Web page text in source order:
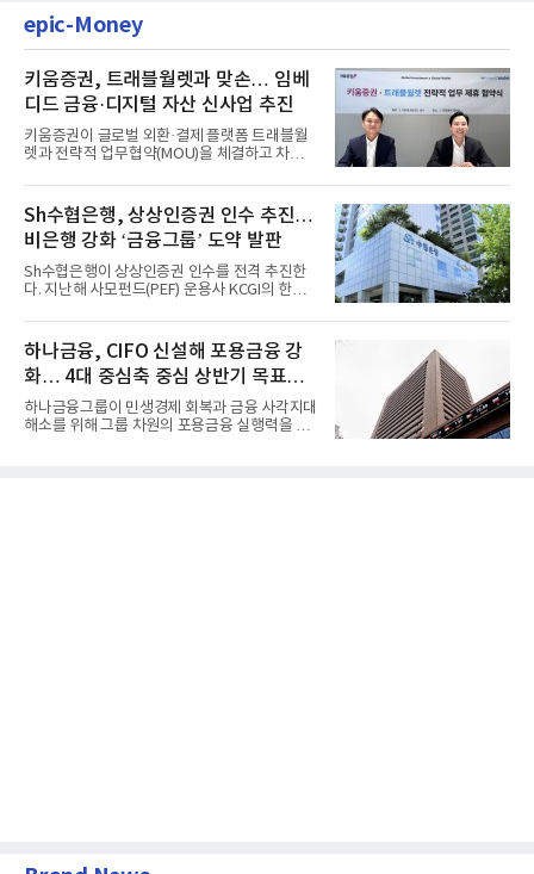
epic-Money
키움증권, 트래블월렛과 맞손… 임베
디드 금융·디지털 자산 신사업 추진
키움증권이 글로벌 외환·결제 플랫폼 트래블월
렛과 전략적 업무협약(MOU)을 체결하고 차세
Sh수협은행, 상상인증권 인수 추진…
비은행 강화 ‘금융그룹’ 도약 발판
Sh수협은행이 상상인증권 인수를 전격 추진한
다. 지난해 사모펀드(PEF) 운용사 KCGI의 한양
하나금융, CIFO 신설해 포용금융 강
화… 4대 중심축 중심 상반기 목표
60% 달성
하나금융그룹이 민생경제 회복과 금융 사각지대
해소를 위해 그룹 차원의 포용금융 실행력을 대